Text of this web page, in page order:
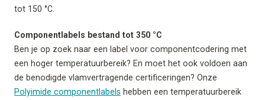
tot 150 °C.
Componentlabels bestand tot 350 °C
Ben je op zoek naar een label voor componentcodering met
een hoger temperatuurbereik? En moet het ook voldoen aan
de benodigde vlamvertragende certificeringen? Onze
Polyimide componentlabels hebben een temperatuurbereik